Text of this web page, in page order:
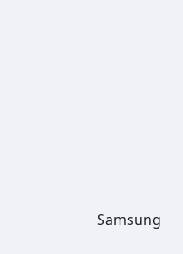
Samsung